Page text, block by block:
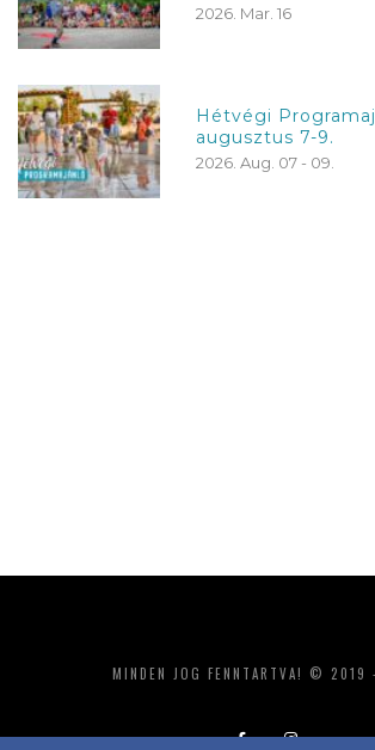
2026. Mar. 16
Hétvégi
augusztus 7-9.
2026. Aug. 07 - 09.
MINDEN JOG FENNTARTVA! ©